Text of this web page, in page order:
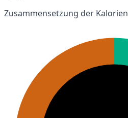
Zusammensetzung der Kalorien